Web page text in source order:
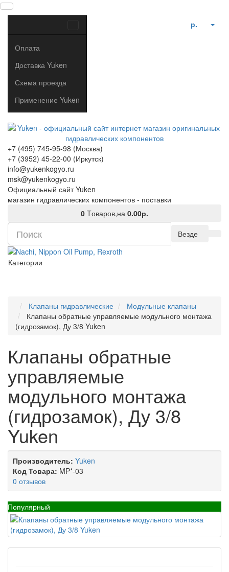
Оплата
Доставка Yuken
Схема проезда
Применение Yuken
р.
+7 (495) 745-95-98 (Москва)
+7 (3952) 45-22-00 (Иркутск)
info@yukenkogyo.ru
msk@yukenkogyo.ru
Официальный сайт Yuken
магазин гидравлических компонентов - поставки
0 Tоваров,на 0.00р.
Везде
Категории
Клапаны гидравлические
Модульные клапаны
Клапаны обратные управляемые модульного монтажа
(гидрозамок), Ду 3/8 Yuken
Клапаны обратные
управляемые
модульного монтажа
(гидрозамок), Ду 3/8
Yuken
Производитель: Yuken
Код Товара: MP*-03
0 отзывов
Популярный